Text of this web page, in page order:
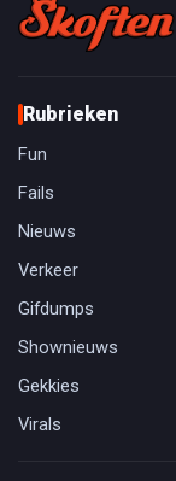
Rubrieken
Fun
Fails
Nieuws
Verkeer
Gifdumps
Shownieuws
Gekkies
Virals